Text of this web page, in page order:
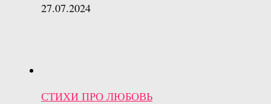
27.07.2024
СТИХИ ПРО ЛЮБОВЬ